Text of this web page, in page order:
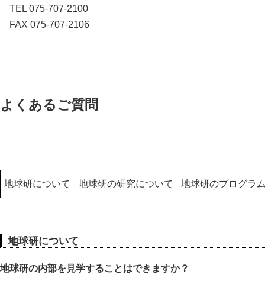
TEL 075-707-2100
FAX 075-707-2106
よくあるご質問
地球研について 地球研の研究について 地球研のプログラ
地球研について
地球研の内部を見学することはできますか？